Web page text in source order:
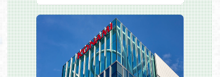
D」は、ゲームとゲーム外のサービスの架
け橋となるIDシステムで、幅広い関連サー
ビスを構築しています。
★また『Web3ゲーム』について、手間を
省き分かりやすい設計をすることで、あら
ゆるゲームプレーヤーにとって使いやすい
サービスの仕組みを整備。同時にその仕組
みを使った全く新しい体験を提供するゲー
ムの制作も進めています。ウォレットや暗